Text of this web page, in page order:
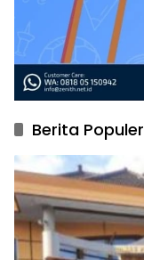
Berita Populer